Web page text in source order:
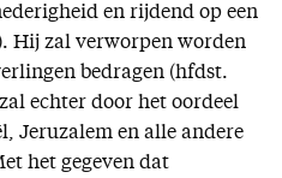
en rijdend op een
Hij zal verworpen worden
bedragen (hfdst.
echter door het oordeel
Jeruzalem en alle andere
het gegeven dat